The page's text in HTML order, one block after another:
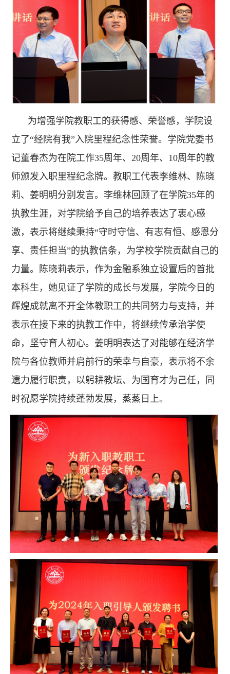
为增强学院教职工的获得感、荣誉感，学院设
立了“经院有我”入院里程纪念性荣誉。学院党委书
记董春杰为在院工作35周年、20周年、10周年的教
师颁发入职里程纪念牌。教职工代表李维林、陈晓
莉、姜明明分别发言。李维林回顾了在学院35年的
执教生涯，对学院给予自己的培养表达了衷心感
激，表示将继续秉持“守时守信、有志有恒、感恩分
享、责任担当”的执教信条，为学校学院贡献自己的
力量。陈晓莉表示，作为金融系独立设置后的首批
本科生，她见证了学院的成长与发展，学院今日的
辉煌成就离不开全体教职工的共同努力与支持，并
表示在接下来的执教工作中，将继续传承治学使
命，坚守育人初心。姜明明表达了对能够在经济学
院与各位教师并肩前行的荣幸与自豪，表示将不余
遗力履行职责，以躬耕教坛、为国育才为己任，同
时祝愿学院持续蓬勃发展，蒸蒸日上。